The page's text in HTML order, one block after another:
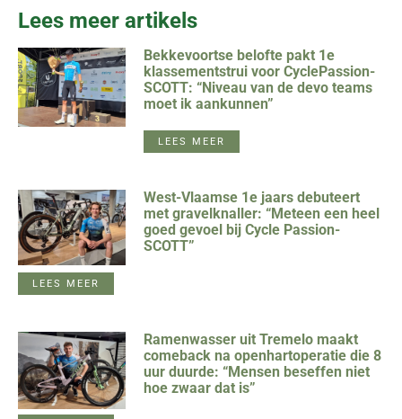
Lees meer artikels
Bekkevoortse belofte pakt 1e
klassementstrui voor CyclePassion-
SCOTT: “Niveau van de devo teams
moet ik aankunnen”
LEES MEER
West-Vlaamse 1e jaars debuteert
met gravelknaller: “Meteen een heel
goed gevoel bij Cycle Passion-
SCOTT”
LEES MEER
Ramenwasser uit Tremelo maakt
comeback na openhartoperatie die 8
uur duurde: “Mensen beseffen niet
hoe zwaar dat is”